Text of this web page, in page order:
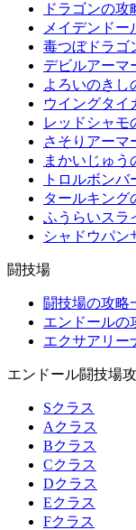
ドラゴンの攻
メイデンドー
毒つぼドラゴ
デビルアーマ
よろいのきし
ウイングタイ
レッドシャモ
さそりアーマ
まかいじゅう
トロルボンバ
タールキング
ふうらいスラ
シャドウパン
闘技場
闘技場の攻略
エンドールの
エクサアリー
エンドール闘技場
Sクラス
Aクラス
Bクラス
Cクラス
Dクラス
Eクラス
Fクラス